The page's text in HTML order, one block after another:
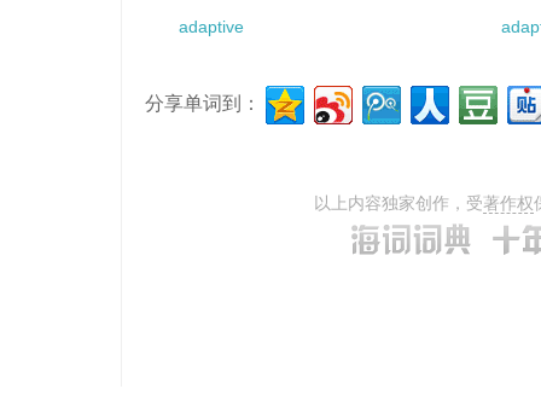
adaptive
分享单词到：
以上内容独家创作，受著作权